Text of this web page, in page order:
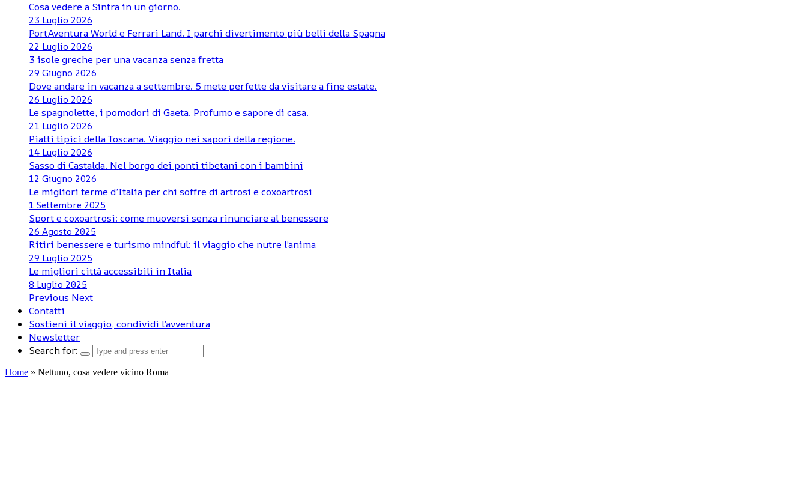
Cosa vedere a Sintra in un giorno.
23 Luglio 2026
PortAventura World e Ferrari Land. I parchi divertimento più belli della Spagna
22 Luglio 2026
3 isole greche per una vacanza senza fretta
29 Giugno 2026
Dove andare in vacanza a settembre. 5 mete perfette da visitare a fine estate.
26 Luglio 2026
Le spagnolette, i pomodori di Gaeta. Profumo e sapore di casa.
21 Luglio 2026
Piatti tipici della Toscana. Viaggio nei sapori della regione.
14 Luglio 2026
Sasso di Castalda. Nel borgo dei ponti tibetani con i bambini
12 Giugno 2026
Le migliori terme d’Italia per chi soffre di artrosi e coxoartrosi
1 Settembre 2025
Sport e coxoartrosi: come muoversi senza rinunciare al benessere
26 Agosto 2025
Ritiri benessere e turismo mindful: il viaggio che nutre l’anima
29 Luglio 2025
Le migliori città accessibili in Italia
8 Luglio 2025
Previous Next
Contatti
Sostieni il viaggio, condividi l’avventura
Newsletter
Search for:
Home » Nettuno, cosa vedere vicino Roma